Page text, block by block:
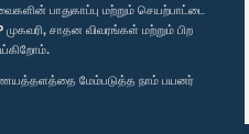
பாதுகாப்பு மற்றும் செயற்பாட்டை
முகவரி, சாதன விவரங்கள் மற்றும் பிற
மேம்படுத்த நாம் பயனர்